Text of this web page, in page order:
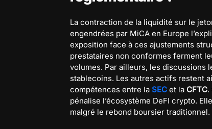
La contraction de la liquidité sur le
engendrées par MiCA en Europe
exposition face à ces ajustements
prestataires non conformes ferment
volumes. Par ailleurs, les discussions
stablecoins. Les autres actifs restent
compétences entre la SEC et la CFTC.
pénalise l’écosystème DeFI crypto.
malgré le rebond boursier traditionnel.